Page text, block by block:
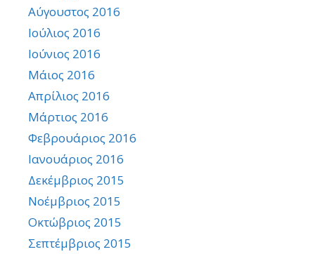
Αύγουστος 2016
Ιούλιος 2016
Ιούνιος 2016
Μάιος 2016
Απρίλιος 2016
Μάρτιος 2016
Φεβρουάριος 2016
Ιανουάριος 2016
Δεκέμβριος 2015
Νοέμβριος 2015
Οκτώβριος 2015
Σεπτέμβριος 2015